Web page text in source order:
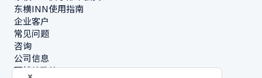
东横INN使用指南
企业客户
常见问题
咨询
公司信息
可持续政策